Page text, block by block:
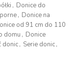
, Donice do
, Donice na
od 91 cm do 110
domu , Donice
donic, Serie donic,